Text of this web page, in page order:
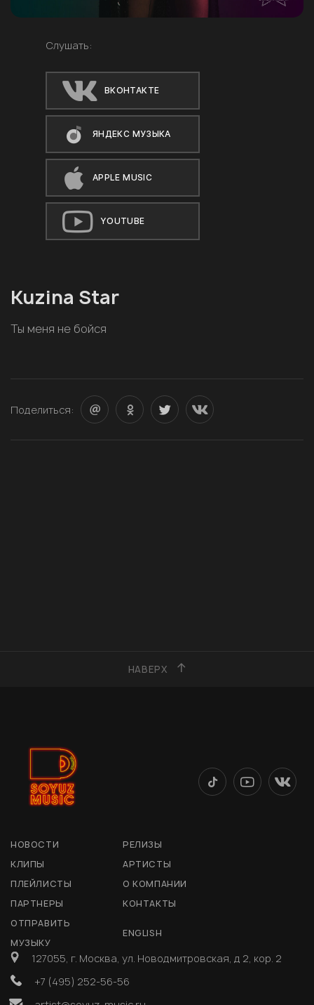
Слушать:
ВКОНТАКТЕ
ЯНДЕКС МУЗЫКА
APPLE MUSIC
YOUTUBE
Kuzina Star
Ты меня не бойся
Поделиться:
НАВЕРХ
НОВОСТИ
РЕЛИЗЫ
КЛИПЫ
АРТИСТЫ
ПЛЕЙЛИСТЫ
О КОМПАНИИ
ПАРТНЕРЫ
КОНТАКТЫ
ОТПРАВИТЬ
МУЗЫКУ
ENGLISH
127055, г. Москва, ул. Новодмитровская, д 2, кор. 2
+7 (495) 252-56-56